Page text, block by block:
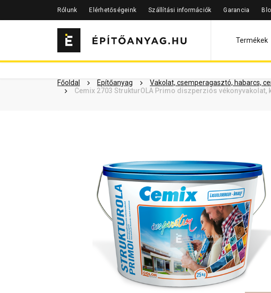
Rólunk Elérhetőségeink Szállítási információk Garancia
Termékek
Főoldal Építőanyag Vakolat, csemperagasztó, habarcs,
Cemix 2703 StrukturOLA Primo diszperziós vékonyvakolat,
Szükséged lehet rá Részletes leírás